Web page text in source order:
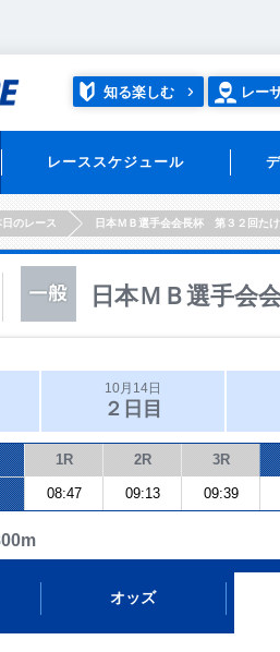
知る楽しむ レー
レーススケジュール
日のレース 日本ＭＢ選手会会長杯 第３２回た
日本ＭＢ選手会
10月14日
２日目
1R 2R 3R
08:47 09:13 09:39
オッズ